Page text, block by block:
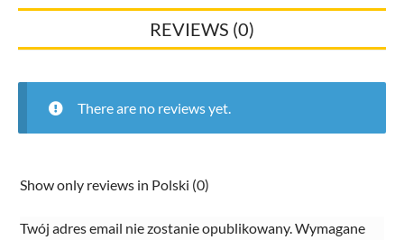
REVIEWS (0)
There are no reviews yet.
Show only reviews in Polski (0)
Twój adres email nie zostanie opublikowany. Wymagane